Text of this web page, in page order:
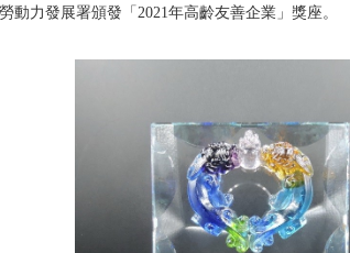
動力發展署頒發「2021年高齡友善企業」獎座。